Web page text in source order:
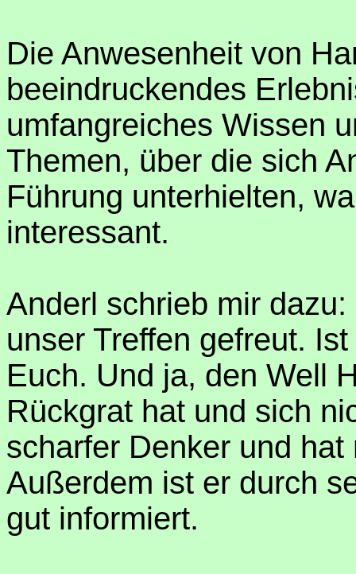
Die Anwesenheit von
beeindruckendes
umfangreiches Wissen
Themen, über die sich
Führung unterhielten,
interessant.
Anderl schrieb mir
unser Treffen gefreut.
Euch. Und ja, den Well
Rückgrat hat und sich
scharfer Denker und
Außerdem ist er durch
gut informiert.